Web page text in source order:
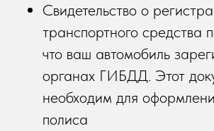
Свидетельство о
транспортного средства
что ваш автомобиль
органах ГИБДД. Этот
необходим для
полиса